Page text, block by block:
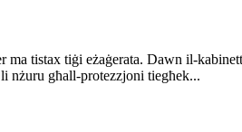
tistax tiġi eżaġerata. Dawn il-
nżuru għall-protezzjoni tiegħek...